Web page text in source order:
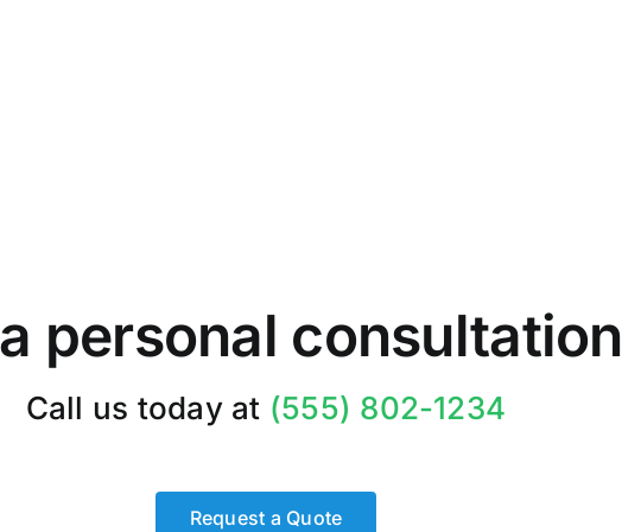
personal consultation
Call us today at (555) 802-1234
Request a Quote